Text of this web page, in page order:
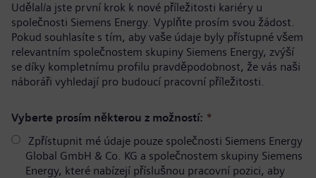
Udělal/a jste první krok k nové příležitosti kariéry u
společnosti Siemens Energy. Vyplňte prosím svou žádost.
Pokud souhlasíte s tím, aby vaše údaje byly přístupné všem
relevantním společnostem skupiny Siemens Energy, zvýší
se díky kompletnímu profilu pravděpodobnost, že vás naši
náboráři vyhledají pro budoucí pracovní příležitosti.
Vyberte prosím některou z možností: *
Zpřístupnit mé údaje pouze společnosti Siemens Energy
Global GmbH & Co. KG a společnostem skupiny Siemens
Energy, které nabízejí příslušnou pracovní pozici, aby